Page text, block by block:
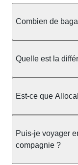
Combien de
réservée :
Berline, Green,
Moto-taxi :
bagage
Le prix de la
nombre de
Quelle est la
dans la rue ou à
réservation
à l'avance, sans
Chez Allocab,
Est-ce que
prix de votre
validation de la
Puis-je voyager
compagnie ?